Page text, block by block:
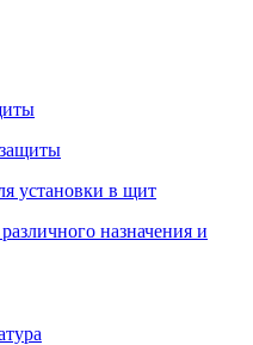
установки в щит
назначения и